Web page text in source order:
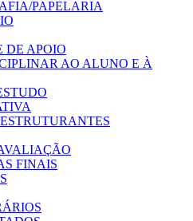
PAPELARIA
DE APOIO
AO ALUNO E À
FINAIS